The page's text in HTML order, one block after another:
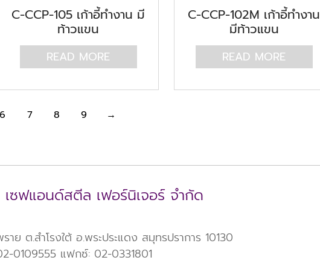
C-CCP-105 เก้าอี้ทำงาน มี
ท้าวแขน
READ MORE
C-CCP-102M เก้าอี้ทำงาน
มีท้าวแขน
READ MORE
6 7 8 9 →
ซฟแอนด์สตีล เฟอร์นิเจอร์ จำกัด
ย ต.สำโรงใต้ อ.พระประแดง สมุทรปราการ 10130
0109555 แฟกซ์: 02-0331801